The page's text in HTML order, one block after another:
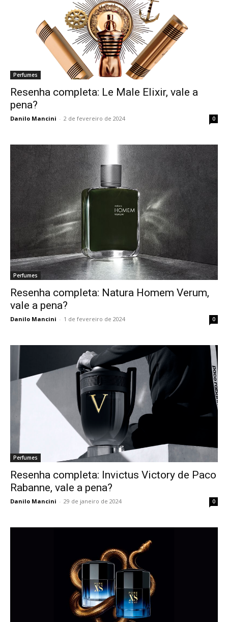
Perfumes
Resenha completa: Le Male Elixir, vale a
pena?
Danilo Mancini - 2 de fevereiro de 2024 0
Perfumes
Resenha completa: Natura Homem Verum,
vale a pena?
Danilo Mancini - 1 de fevereiro de 2024 0
Perfumes
Resenha completa: Invictus Victory de Paco
Rabanne, vale a pena?
Danilo Mancini - 29 de janeiro de 2024 0